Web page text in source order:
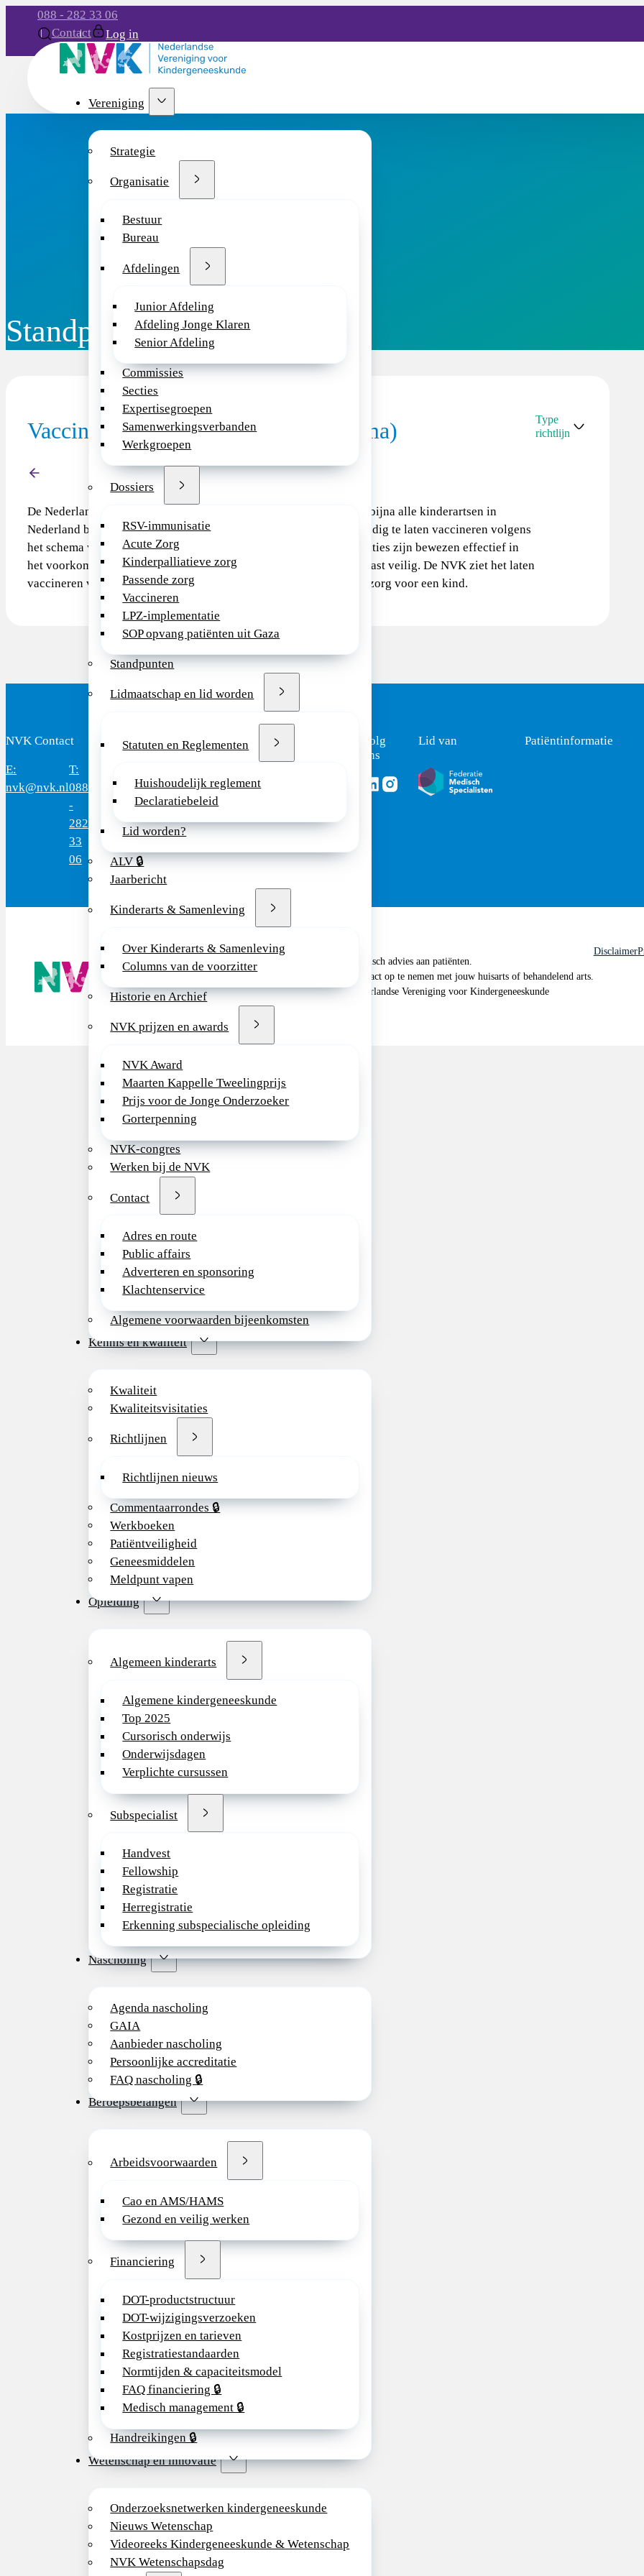
088 - 282 33 06
Contact
Log in
Vereniging
Strategie
Organisatie
Bestuur
Bureau
Afdelingen
Junior Afdeling
Afdeling Jonge Klaren
Senior Afdeling
Commissies
Secties
Expertisegroepen
Samenwerkingsverbanden
Werkgroepen
Dossiers
RSV-immunisatie
Acute Zorg
Kinderpalliatieve zorg
Passende zorg
Vaccineren
LPZ-implementatie
SOP opvang patiënten uit Gaza
Standpunten
Lidmaatschap en lid worden
Statuten en Reglementen
Huishoudelijk reglement
Declaratiebeleid
Lid worden?
ALV 🔒
Jaarbericht
Kinderarts & Samenleving
Over Kinderarts & Samenleving
Columns van de voorzitter
Historie en Archief
NVK prijzen en awards
NVK Award
Maarten Kappelle Tweelingprijs
Prijs voor de Jonge Onderzoeker
Gorterpenning
NVK-congres
Werken bij de NVK
Contact
Adres en route
Public affairs
Adverteren en sponsoring
Klachtenservice
Algemene voorwaarden bijeenkomsten
Kennis en kwaliteit
Kwaliteit
Kwaliteitsvisitaties
Richtlijnen
Richtlijnen nieuws
Commentaarrondes 🔒
Werkboeken
Patiëntveiligheid
Geneesmiddelen
Meldpunt vapen
Opleiding
Algemeen kinderarts
Algemene kindergeneeskunde
Top 2025
Cursorisch onderwijs
Onderwijsdagen
Verplichte cursussen
Subspecialist
Handvest
Fellowship
Registratie
Herregistratie
Erkenning subspecialische opleiding
Nascholing
Agenda nascholing
GAIA
Aanbieder nascholing
Persoonlijke accreditatie
FAQ nascholing 🔒
Beroepsbelangen
Arbeidsvoorwaarden
Cao en AMS/HAMS
Gezond en veilig werken
Financiering
DOT-productstructuur
DOT-wijzigingsverzoeken
Kostprijzen en tarieven
Registratiestandaarden
Normtijden & capaciteitsmodel
FAQ financiering 🔒
Medisch management 🔒
Handreikingen 🔒
Wetenschap en innovatie
Onderzoeksnetwerken kindergeneeskunde
Nieuws Wetenschap
Videoreeks Kindergeneeskunde & Wetenschap
NVK Wetenschapsdag
Standpunt
Vaccineren (Rijksvaccinatieprogramma)
De Nederlandse Vereniging voor Kindergeneeskunde (NVK), waar bijna alle kinderartsen in
Nederland bij zijn aangesloten, adviseert ouders hun kinderen volledig te laten vaccineren volgens
het schema van het Rijksvaccinatieprogramma (RVP). Deze vaccinaties zijn bewezen effectief in
het voorkomen van ernstige, soms dodelijke ziekten. Ze zijn daarnaast veilig. De NVK ziet het laten
vaccineren van kinderen volgens het RVP als onderdeel van goede zorg voor een kind.
Type
richtlijn
NVK Contact
E:
nvk@nvk.nl
T:
088
-
282
33
06
8.30 - 17.00
(werkdagen)
Bezoekadres
Medica1200
Volg
ons
Volg ons via Linkedin
Volg ons via Instagram
Lid van Patiëntinformatie
De NVK geeft geen medisch advies aan patiënten.
Wij adviseren je om contact op te nemen met jouw huisarts of behandelend arts.
Copyright © 2026, Nederlandse Vereniging voor Kindergeneeskunde
Disclaimer